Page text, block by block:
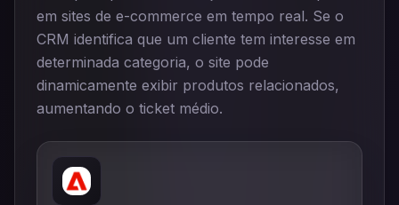
em sites de e-commerce em tempo real. Se o
CRM identifica que um cliente tem interesse em
determinada categoria, o site pode
dinamicamente exibir produtos relacionados,
aumentando o ticket médio.